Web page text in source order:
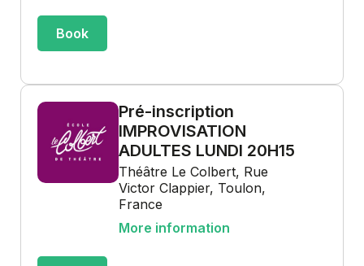
Book
Pré-inscription
IMPROVISATION
ADULTES LUNDI 20H15
Théâtre Le Colbert, Rue
Victor Clappier, Toulon,
France
More information